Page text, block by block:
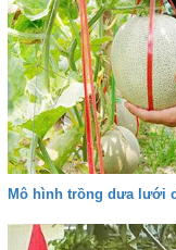
Mô hình trồng dưa lưới